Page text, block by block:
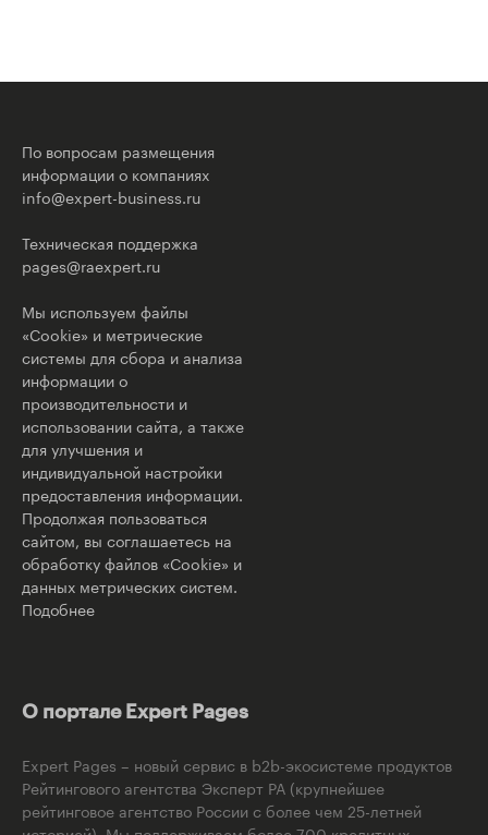
По вопросам размещения
информации о компаниях
info@expert-business.ru
Техническая поддержка
pages@raexpert.ru
Мы используем файлы
«Cookie» и метрические
системы для сбора и анализа
информации о
производительности и
использовании сайта, а также
для улучшения и
индивидуальной настройки
предоставления информации.
Продолжая пользоваться
сайтом, вы соглашаетесь на
обработку файлов «Cookie» и
данных метрических систем.
Подобнее
О портале Expert Pages
Expert Pages – новый сервис в b2b-экосистеме продуктов
Рейтингового агентства Эксперт РА (крупнейшее
рейтинговое агентство России с более чем 25-летней